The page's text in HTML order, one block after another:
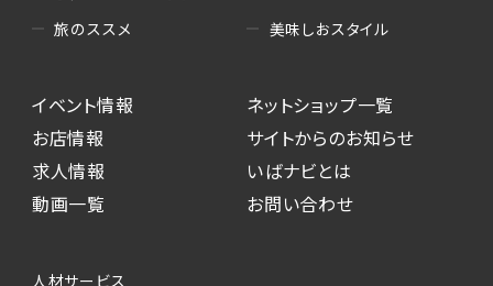
（5）広告主への問い合わせ・応募等への対応
・本サービスを通じて求人広告に応募した際の
選考に関する連絡
・本サービスを通じて店舗への来店予約を登録
した際の内容確認、返答
本サービスが収集する個人情報は、ご本人の意
旅のススメ
美味しおスタイル
イベント情報
お店情報
求人情報
動画一覧
ネットショップ一覧
サイトからのお知らせ
いばナビとは
お問い合わせ
人材サービス